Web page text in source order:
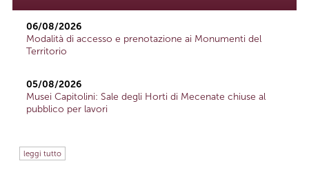
06/08/2026
Modalità di accesso e prenotazione ai Monumenti del
Territorio
05/08/2026
Musei Capitolini: Sale degli Horti di Mecenate chiuse al
pubblico per lavori
leggi tutto